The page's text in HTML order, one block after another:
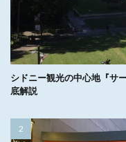
シドニー観光の中心地『サ
底解説